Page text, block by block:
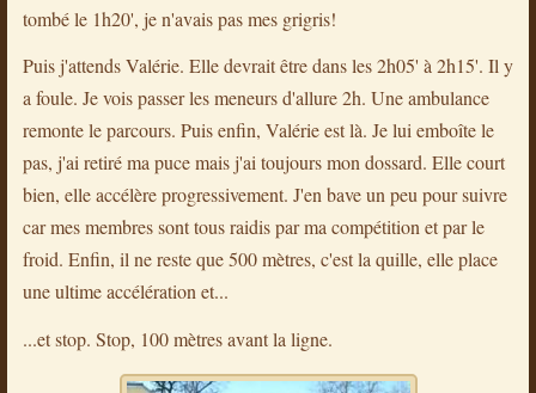
tombé le 1h20', je n'avais pas mes grigris!
Puis j'attends Valérie. Elle devrait être dans les 2h05' à 2h15'. Il y
a foule. Je vois passer les meneurs d'allure 2h. Une ambulance
remonte le parcours. Puis enfin, Valérie est là. Je lui emboîte le
pas, j'ai retiré ma puce mais j'ai toujours mon dossard. Elle court
bien, elle accélère progressivement. J'en bave un peu pour suivre
car mes membres sont tous raidis par ma compétition et par le
froid. Enfin, il ne reste que 500 mètres, c'est la quille, elle place
une ultime accélération et...
...et stop. Stop, 100 mètres avant la ligne.